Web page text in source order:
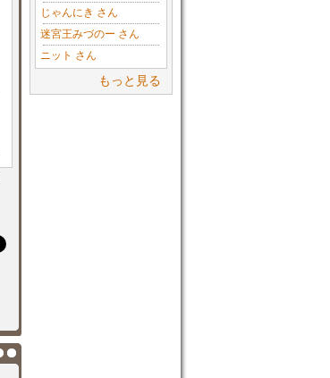
じゃんにき さん
迷宮王みづのー さん
ニット さん
もっと見る